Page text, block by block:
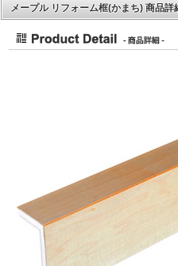
メープル リフォーム框(かまち) 商品詳